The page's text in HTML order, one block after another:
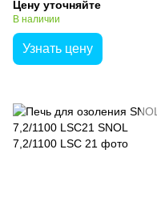
Цену уточняйте
В наличии
Узнать цену